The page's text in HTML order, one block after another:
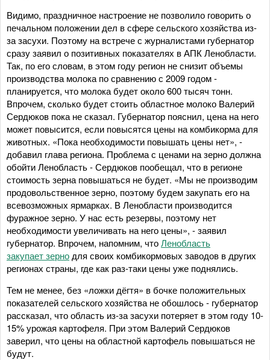
Видимо, праздничное настроение не позволило говорить о
печальном положении дел в сфере сельского хозяйства из-
за засухи. Поэтому на встрече с журналистами губернатор
сразу заявил о позитивных показателях в АПК Ленобласти.
Так, по его словам, в этом году регион не снизит объемы
производства молока по сравнению с 2009 годом -
планируется, что молока будет около 600 тысяч тонн.
Впрочем, сколько будет стоить областное молоко Валерий
Сердюков пока не сказал. Губернатор пояснил, цена на него
может повысится, если повысятся цены на комбикорма для
животных. «Пока необходимости повышать цены нет», -
добавил глава региона. Проблема с ценами на зерно должна
обойти Ленобласть - Сердюков пообещал, что в регионе
стоимость зерна повышаться не будет. «Мы не производим
продовольственное зерно, поэтому будем закупать его на
всевозможных ярмарках. В Ленобласти производится
фуражное зерно. У нас есть резервы, поэтому нет
необходимости увеличивать на него цены», - заявил
губернатор. Впрочем, напомним, чтоЛенобласть
закупает зерно для своих комбикормовых заводов в других
регионах страны, где как раз-таки цены уже поднялись.
Тем не менее, без «ложки дёгтя» в бочке положительных
показателей сельского хозяйства не обошлось - губернатор
рассказал, что область из-за засухи потеряет в этом году 10-
15% урожая картофеля. При этом Валерий Сердюков
заверил, что цены на областной картофель повышаться не
будут.